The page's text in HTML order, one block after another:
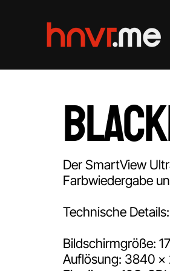
Der SmartView
Farbwiedergabe
Technische Details:
Bildschirmgröße:
Auflösung: 3840 x